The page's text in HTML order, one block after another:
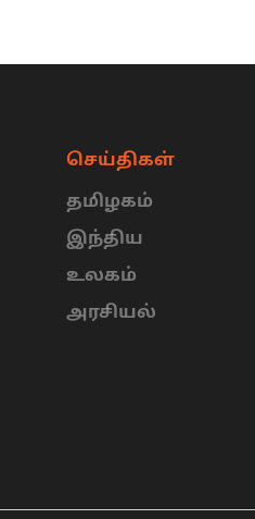
செய்திகள்
தமிழகம்
இந்திய
உலகம்
அரசியல்